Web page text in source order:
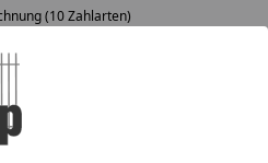
(10 Zahlarten)